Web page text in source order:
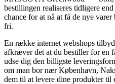
bestillingen realiseres tidligere
chance for at nå at få de nye
fri.
En række internet webshops
afkræver det at du bestiller for en
udse dig den billigste
om man bor nær København,
dem til at levere dine produkter til